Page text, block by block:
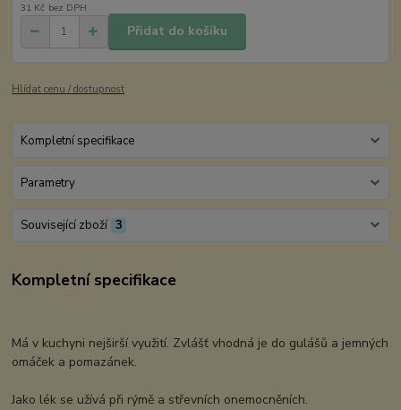
31 Kč bez DPH
Přidat do košíku
Hlídat cenu / dostupnost
Kompletní specifikace
Parametry
Související zboží 3
Kompletní specifikace
Má v kuchyni nejširší využití. Zvlášť vhodná je do gulášů a jemných
omáček a pomazánek.
Jako lék se užívá při rýmě a střevních onemocněních.